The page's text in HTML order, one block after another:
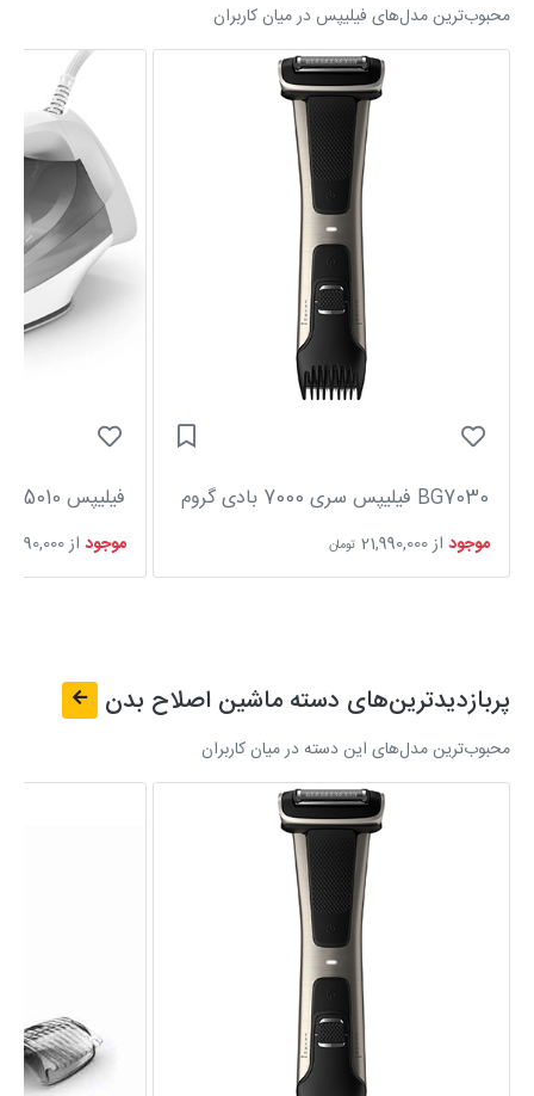
محبوب‌ترین مدل‌های فیلیپس در میان کاربران
BG7030 فیلیپس سری 7000 بادی گروم
موجود از21,990,000 تومان
فیلیپس DST5010 توان 2400 وات
موجود از
پربازدیدترین‌های دسته ماشین اصلاح بدن
محبوب‌ترین مدل‌های این دسته در میان کاربران